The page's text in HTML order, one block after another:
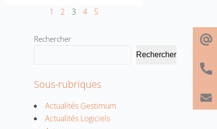
1 2 3 4 5
Rechercher
Rechercher
Sous-rubriques
Actualités Gestimum
Actualités Logiciels